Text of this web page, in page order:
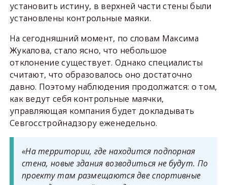
установить истину, в верхней части стены были
установлены контрольные маяки.
На сегодняшний момент, по словам Максима
Жукалова, стало ясно, что небольшое
отклонение существует. Однако специалисты
считают, что образовалось оно достаточно
давно. Поэтому наблюдения продолжатся: о том,
как ведут себя контрольные маячки,
управляющая компания будет докладывать
Севгосстройнадзору еженедельно.
«На территории, где находится подпорная
стена, новые здания возводиться не будут. По
проекту там размещаются две спортивные